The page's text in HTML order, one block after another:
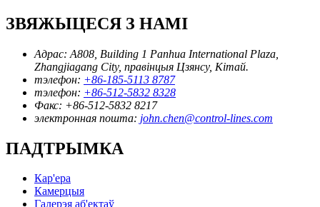
ЗВЯЖЫЦЕСЯ З НАМІ
Адрас: A808, Building 1 Panhua International Plaza,
Zhangjiagang City, правінцыя Цзянсу, Кітай.
тэлефон: +86-185-5113 8787
тэлефон: +86-512-5832 8328
Факс: +86-512-5832 8217
электронная пошта: john.chen@control-lines.com
ПАДТРЫМКА
Кар'ера
Камерцыя
Галерэя аб'ектаў